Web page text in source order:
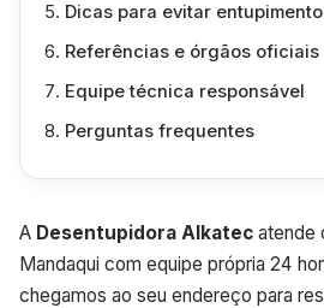
Dicas para evitar entupimento
Referências e órgãos oficiais
Equipe técnica responsável
Perguntas frequentes
A Desentupidora Alkatec atende
Mandaqui com equipe própria 24
chegamos ao seu endereço para